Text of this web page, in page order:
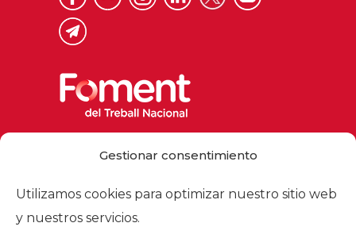
Gestionar consentimiento
Utilizamos cookies para optimizar nuestro sitio web
y nuestros servicios.
foment@foment.com